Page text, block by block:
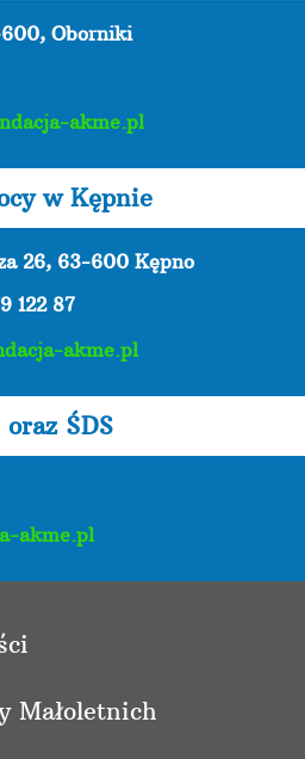
Oborniki
akme.pl
w Kępnie
26, 63-600 Kępno
122 87
akme.pl
ŚDS
akme.pl
Małoletnich